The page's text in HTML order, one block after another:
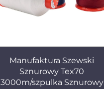
Manufaktura Szewski
Sznurowy Tex70
3000m/szpulka Sznurowy